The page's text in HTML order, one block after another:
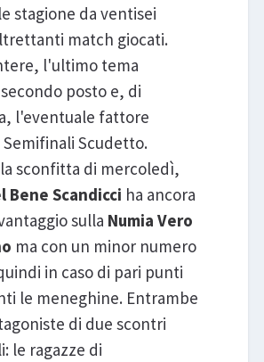
stagione da ventisei
match giocati.
l'ultimo tema
posto e, di
l'eventuale fattore
Scudetto.
sconfitta di mercoledì,
Bene Scandicci ha ancora
sulla Numia Vero
ma con un minor numero
in caso di pari punti
le meneghine. Entrambe
di due scontri
le ragazze di